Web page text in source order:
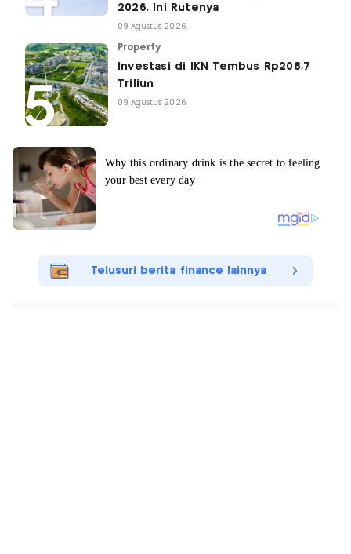
2026, Ini Rutenya
09 Agustus 2026
Property
Investasi di IKN Tembus Rp208,7
Triliun
09 Agustus 2026
Telusuri berita finance lainnya